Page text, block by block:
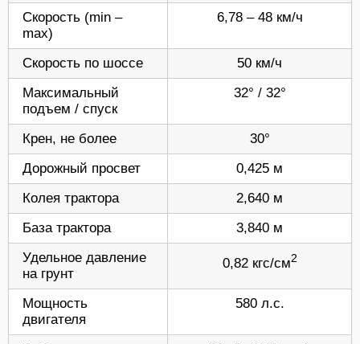
Скорость (min –
max)
6,78 – 48 км/ч
Скорость по шоссе
50 км/ч
Максимальный
подъем / спуск
32° / 32°
Крен, не более
30°
Дорожный просвет
0,425 м
Колея трактора
2,640 м
База трактора
3,840 м
Удельное давление
на грунт
0,82 кгс/см2
Мощность
двигателя
580 л.с.